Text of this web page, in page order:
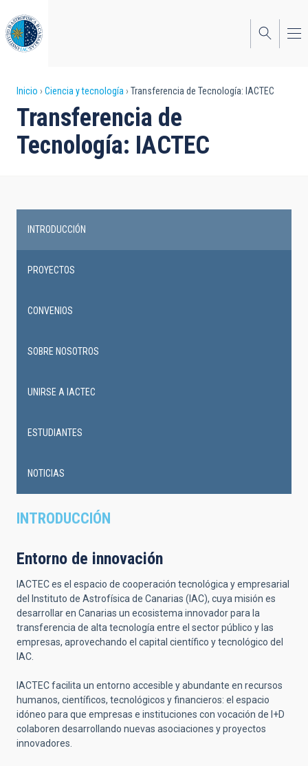
al
contenido
principal
Sobrescribir
enlaces
de
la
navegación
Inicio Ciencia y tecnología Transferencia de Tecnología: IACTEC
Transferencia de
Tecnología: IACTEC
INTRODUCCIÓN
Entorno de innovación
IACTEC es el espacio de cooperación tecnológica y empresarial
del Instituto de Astrofísica de Canarias (IAC), cuya misión es
desarrollar en Canarias un ecosistema innovador para la
transferencia de alta tecnología entre el sector público y las
empresas, aprovechando el capital científico y tecnológico del
IAC
IACTEC facilita un entorno accesible y abundante en recursos
humanos, científicos, tecnológicos y financieros: el espacio
idóneo para que empresas e instituciones con vocación de I+D
colaboren desarrollando nuevas asociaciones y proyectos
innovadores.
navigation
INTRODUCCIÓN
PROYECTOS
CONVENIOS
SOBRE NOSOTROS
UNIRSE A IACTEC
ESTUDIANTES
NOTICIAS